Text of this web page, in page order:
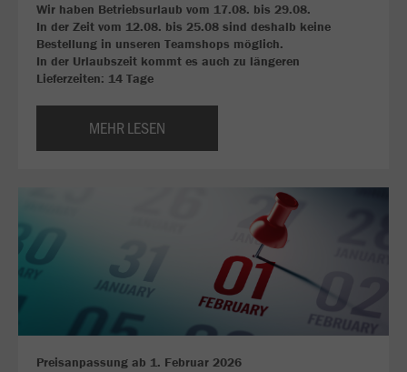
Wir haben Betriebsurlaub vom 17.08. bis 29.08.
In der Zeit vom 12.08. bis 25.08 sind deshalb keine
Bestellung in unseren Teamshops möglich.
In der Urlaubszeit kommt es auch zu längeren
Lieferzeiten: 14 Tage
MEHR LESEN
Preisanpassung ab 1. Februar 2026